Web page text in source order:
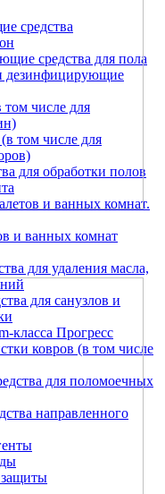
средства
средства для пола
дезинфицирующие
числе для
том числе для
для обработки полов
и ванных комнат.
и ванных комнат
для удаления масла,
для санузлов и
класса Прогресс
ковров (в том числе
для поломоечных
направленного
защиты